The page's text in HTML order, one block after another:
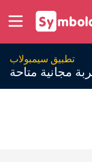
تطبيق سيمبولاب